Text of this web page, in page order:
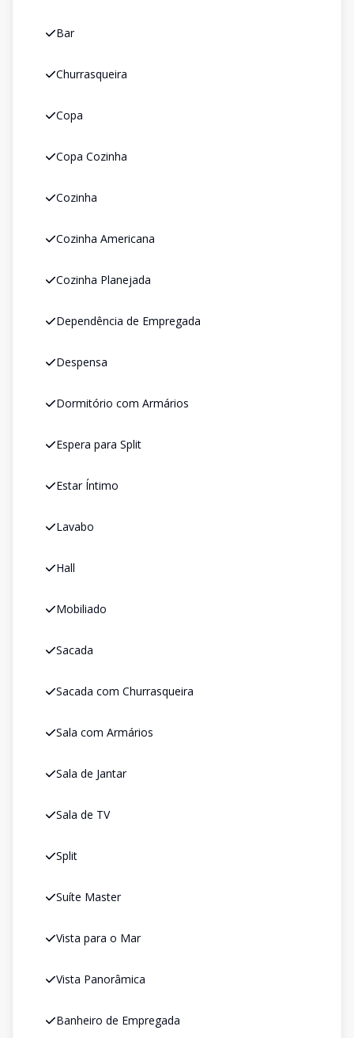
Bar
Churrasqueira
Copa
Copa Cozinha
Cozinha
Cozinha Americana
Cozinha Planejada
Dependência de Empregada
Despensa
Dormitório com Armários
Espera para Split
Estar Íntimo
Lavabo
Hall
Mobiliado
Sacada
Sacada com Churrasqueira
Sala com Armários
Sala de Jantar
Sala de TV
Split
Suíte Master
Vista para o Mar
Vista Panorâmica
Banheiro de Empregada